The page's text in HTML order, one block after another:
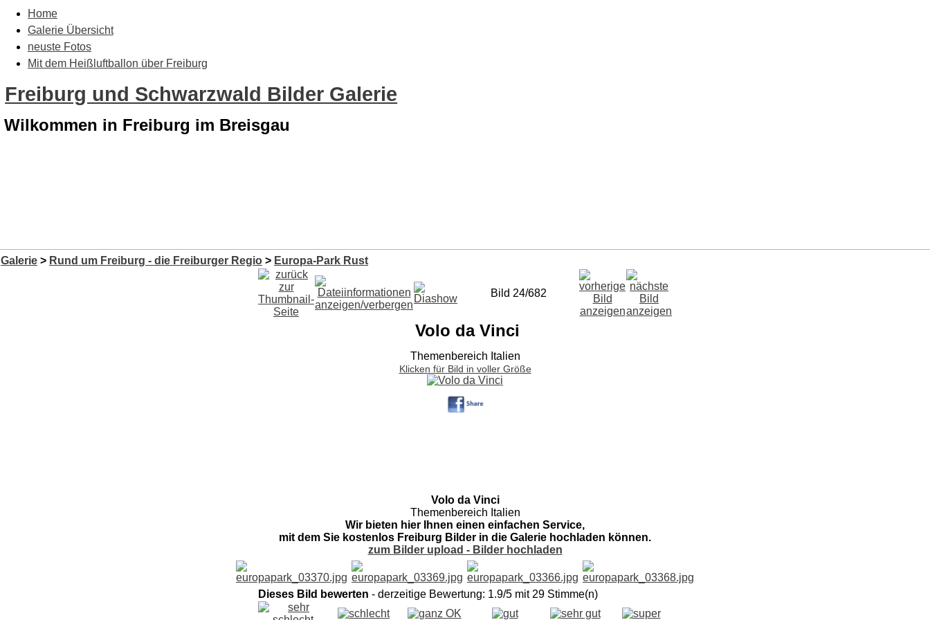
Home
Galerie Übersicht
neuste Fotos
Mit dem Heißluftballon über Freiburg
Freiburg und Schwarzwald Bilder Galerie
Wilkommen in Freiburg im Breisgau
Galerie > Rund um Freiburg - die Freiburger Regio > Europa-Park Rust
Bild 24/682
Volo da Vinci
Themenbereich Italien
Klicken für Bild in voller Größe
Volo da Vinci
Themenbereich Italien
Wir bieten hier Ihnen einen einfachen Service,
mit dem Sie kostenlos Freiburg Bilder in die Galerie hochladen können.
zum Bilder upload - Bilder hochladen
Dieses Bild bewerten - derzeitige Bewertung: 1.9/5 mit 29 Stimme(n)